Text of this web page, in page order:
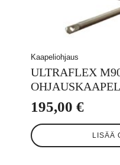
Kaapeliohjaus
ULTRAFLEX
195,00 €
LISÄÄ